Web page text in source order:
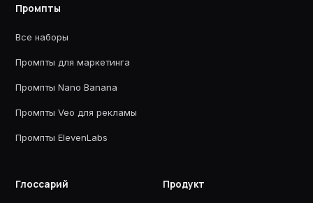
Промпты
Все наборы
Промпты для маркетинга
Промпты Nano Banana
Промпты Veo для рекламы
Промпты ElevenLabs
Глоссарий Продукт